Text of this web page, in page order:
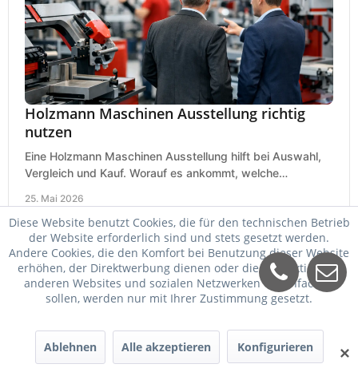
Holzmann Maschinen Ausstellung richtig
nutzen
Eine Holzmann Maschinen Ausstellung hilft bei Auswahl,
Vergleich und Kauf. Worauf es ankommt, welche
25. Mai 2026
✕
Diese Website benutzt Cookies, die für den technischen Betrieb
der Website erforderlich sind und stets gesetzt werden.
Andere Cookies, die den Komfort bei Benutzung dieser Website
erhöhen, der Direktwerbung dienen oder die Interaktion mit
anderen Websites und sozialen Netzwerken vereinfachen
sollen, werden nur mit Ihrer Zustimmung gesetzt.
Ablehnen Alle akzeptieren Konfigurieren